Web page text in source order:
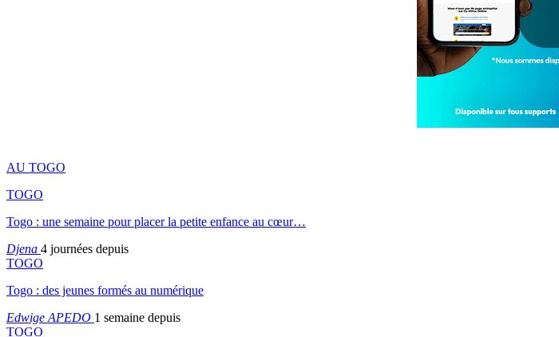
AU TOGO
TOGO
Togo : une semaine pour placer la petite enfance au cœur…
Djena 4 journées depuis
TOGO
Togo : des jeunes formés au numérique
Edwige APEDO 1 semaine depuis
TOGO